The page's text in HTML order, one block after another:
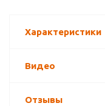
Характеристики
Видео
Отзывы